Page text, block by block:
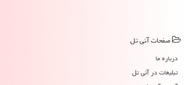
صفحات آنی تل
درباره ما
تبلیغات در آنی تل